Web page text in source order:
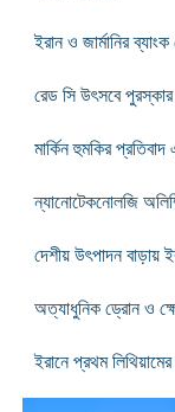
ইরান ও জার্মানির
রেড সি উৎসবে
মার্কিন হুমকির
ন্যানোটেকনোলজি
দেশীয় উৎপাদন বাড়ায়
অত্যাধুনিক ড্রোন ও
ইরানে প্রথম